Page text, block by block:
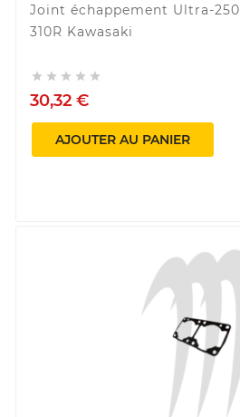
Joint échappement Ultra-
310R Kawasaki
    
30,32 €
AJOUTER AU PANIER